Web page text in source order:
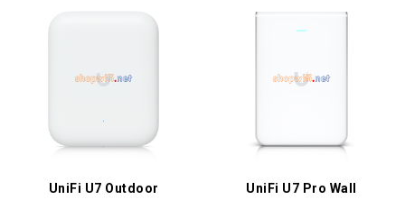
UniFi U7 Outdoor UniFi U7 Pro Wall